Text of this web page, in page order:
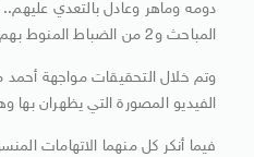
دومه وماهر وعادل بالتعدي
المباحث و2 من الضباط المنوط بهم تأمين محكمة عابدين.
وتم خلال التحقيقات مواجهة
الفيديو المصورة التي يظهران بها
فيما أنكر كل منهما الاتهامات